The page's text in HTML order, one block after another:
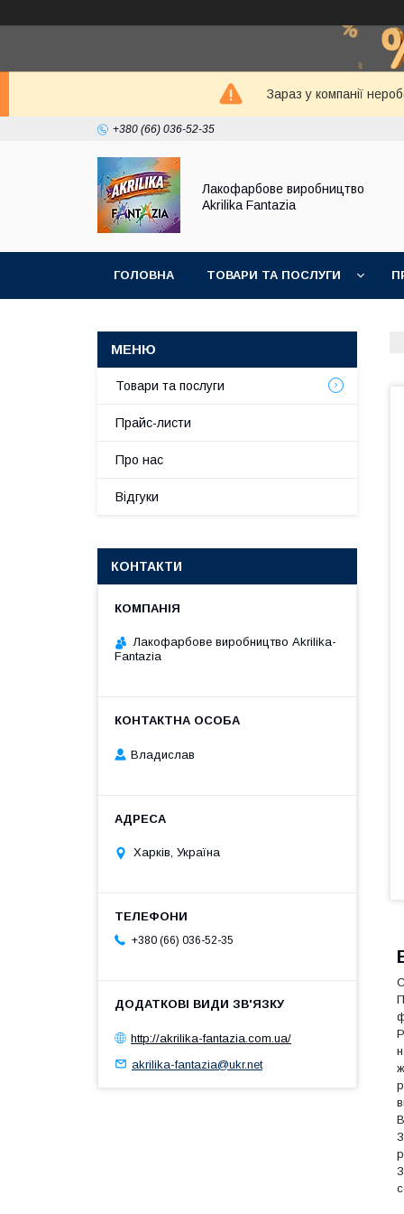
Зараз у компанії
+380 (66) 036-52-35
Лакофарбове виробництво
Akrilika Fantazia
ГОЛОВНА ТОВАРИ ТА ПОСЛУГИ
Товари та послуги
Прайс-листи
Про нас
Відгуки
КОНТАКТИ
Лакофарбове виробництво Akrilika-
Fantazia
Владислав
Харків, Україна
+380 (66) 036-52-35
http://akrilika-fantazia.com.ua/
akrilika-fantazia@ukr.net